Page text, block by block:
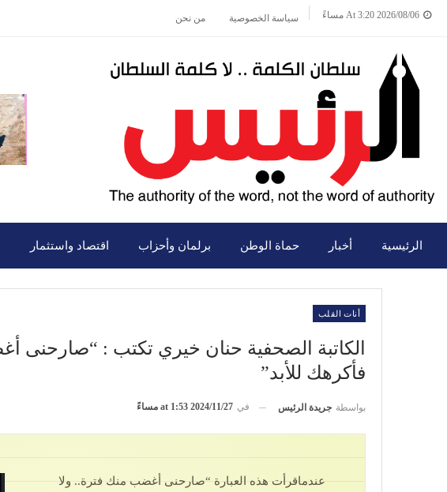
2026/08/06 At 3:20 مساءً سياسة الخصوصية من نحن
الرئيسية أخبار حماة الوطن برلمان وأحزاب اقتصاد واستثمار
أنات القلب
الكاتبة الصحفية حنان خيري تكتب : “صارحنى
فأكرهك للأبد”
بواسطة جريدة الرئيس في 2024/11/27 at 1:53 مساءً
عندماقرأت هذه العبارة “صارحنى أغضب منك فترة.. ولا